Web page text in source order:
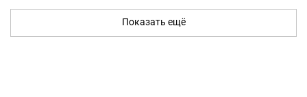
Показать ещё